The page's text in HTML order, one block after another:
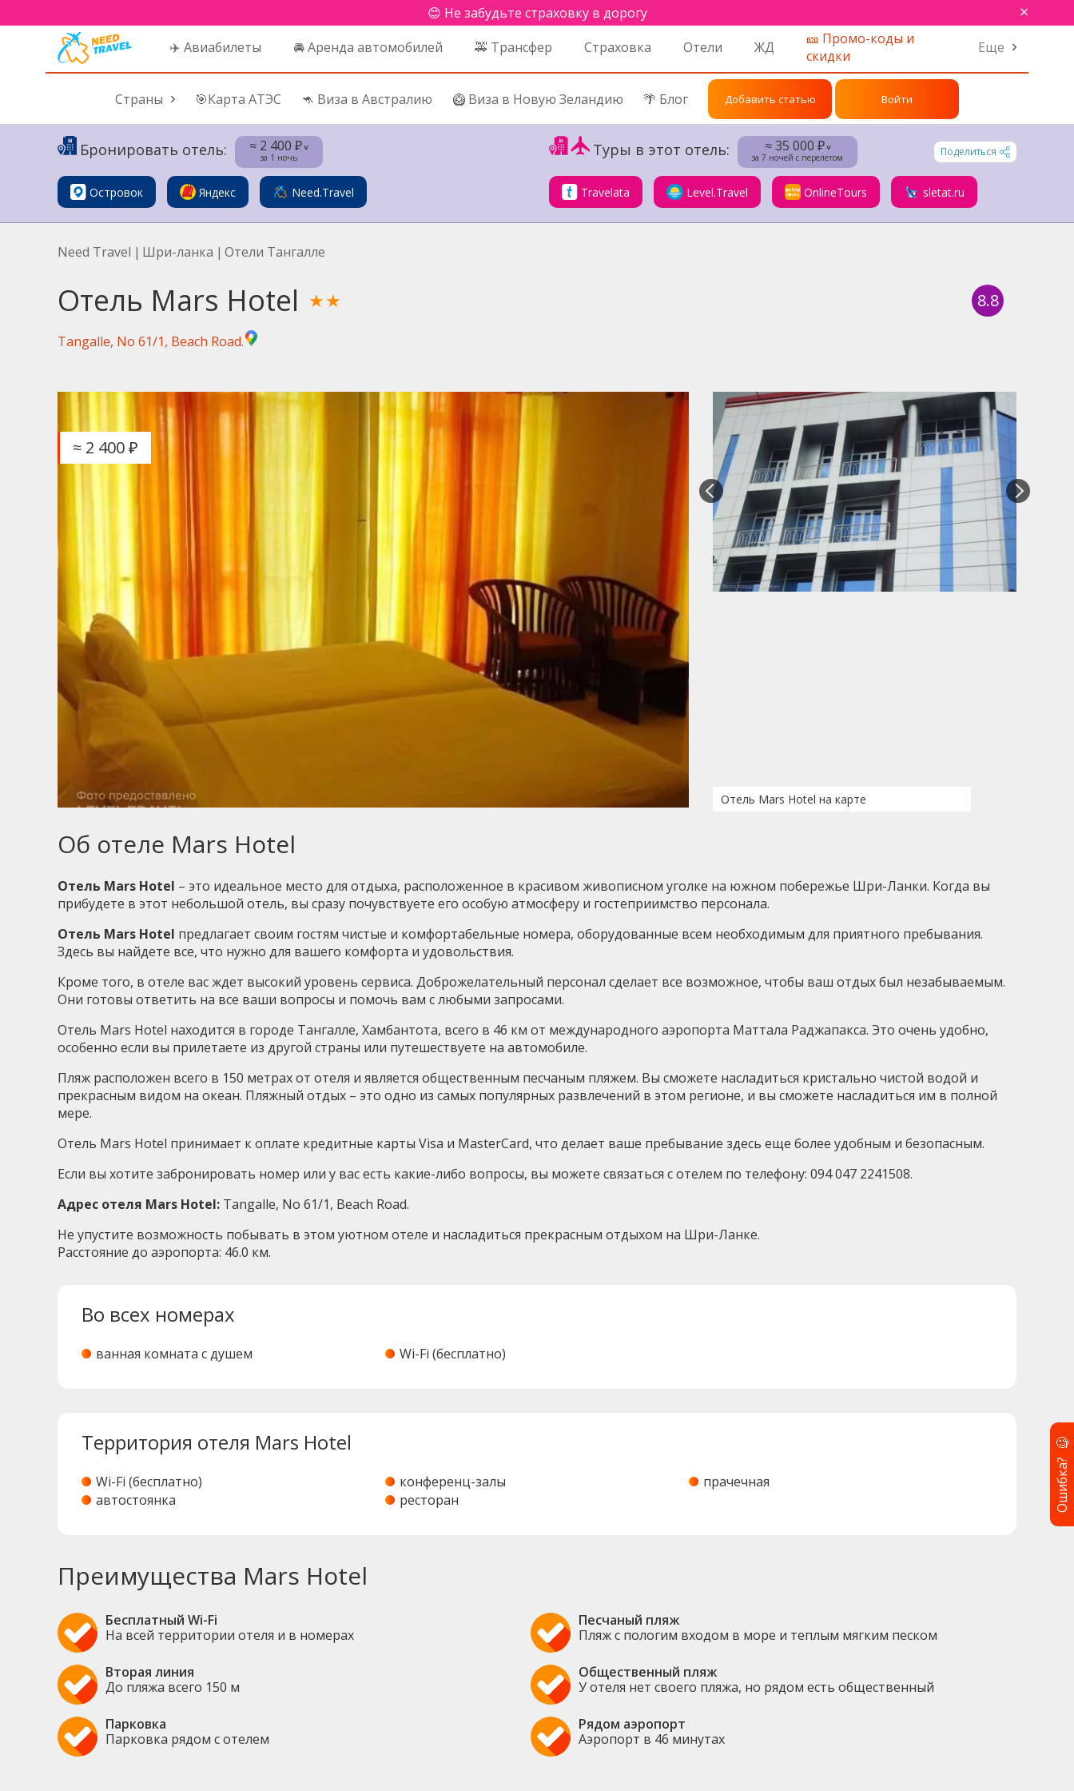
😊 Не забудьте страховку в дорогу ×
✈️ Авиабилеты 🚘 Аренда автомобилей 🚕 Трансфер Страховка Отели ЖД
🎫 Промо-коды и
скидки
Еще
Страны 🎯Карта АТЭС 🦘 Виза в Австралию 🥝 Виза в Новую Зеландию 🌴 Блог Добавить статью Войти
Бронировать отель: ≈ 2 400 ₽˅
за 1 ночь
Островок Яндекс Need.Travel
Туры в этот отель: ≈ 35 000 ₽˅
за 7 ночей с перелетом
Поделиться
Travelata Level.Travel OnlineTours sletat.ru
Need Travel | Шри-ланка | Отели Тангалле
Отель Mars Hotel ★★ 8.8
Tangalle, No 61/1, Beach Road.
≈ 2 400 ₽
Отель Mars Hotel на карте
Об отеле Mars Hotel
Отель Mars Hotel – это идеальное место для отдыха, расположенное в красивом живописном уголке на южном побережье Шри-Ланки. Когда вы
прибудете в этот небольшой отель, вы сразу почувствуете его особую атмосферу и гостеприимство персонала.
Отель Mars Hotel предлагает своим гостям чистые и комфортабельные номера, оборудованные всем необходимым для приятного пребывания.
Здесь вы найдете все, что нужно для вашего комфорта и удовольствия.
Кроме того, в отеле вас ждет высокий уровень сервиса. Доброжелательный персонал сделает все возможное, чтобы ваш отдых был незабываемым.
Они готовы ответить на все ваши вопросы и помочь вам с любыми запросами.
Отель Mars Hotel находится в городе Тангалле, Хамбантота, всего в 46 км от международного аэропорта Маттала Раджапакса. Это очень удобно,
особенно если вы прилетаете из другой страны или путешествуете на автомобиле.
Пляж расположен всего в 150 метрах от отеля и является общественным песчаным пляжем. Вы сможете насладиться кристально чистой водой и
прекрасным видом на океан. Пляжный отдых – это одно из самых популярных развлечений в этом регионе, и вы сможете насладиться им в полной
мере.
Отель Mars Hotel принимает к оплате кредитные карты Visa и MasterCard, что делает ваше пребывание здесь еще более удобным и безопасным.
Если вы хотите забронировать номер или у вас есть какие-либо вопросы, вы можете связаться с отелем по телефону: 094 047 2241508.
Адрес отеля Mars Hotel: Tangalle, No 61/1, Beach Road.
Не упустите возможность побывать в этом уютном отеле и насладиться прекрасным отдыхом на Шри-Ланке.
Расстояние до аэропорта: 46.0 км.
Во всех номерах
ванная комната с душем Wi-Fi (бесплатно)
Территория отеля Mars Hotel
Wi-Fi (бесплатно) конференц-залы
прачечная
автостоянка
ресторан
Преимущества Mars Hotel
Бесплатный Wi-Fi
На всей территории отеля и в номерах
Песчаный пляж
Пляж с пологим входом в море и теплым мягким песком
Вторая линия
До пляжа всего 150 м
Общественный пляж
У отеля нет своего пляжа, но рядом есть общественный
Парковка
Парковка рядом с отелем
Рядом аэропорт
Аэропорт в 46 минутах
Ошибка?
🧐